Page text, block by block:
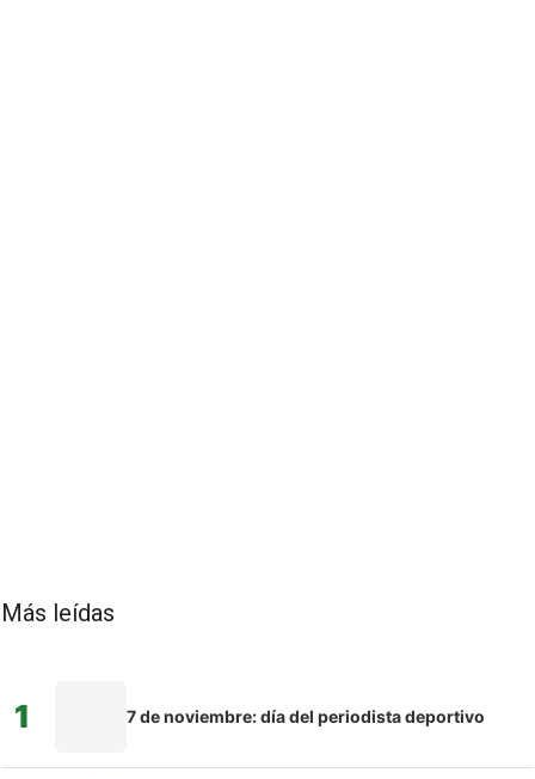
Más leídas
1 7 de noviembre: día del periodista deportivo